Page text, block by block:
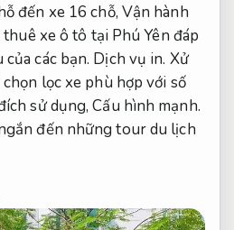
đến xe 16 chỗ, Vận hành
xe ô tô tại Phú Yên đáp
các bạn. Dịch vụ in. Xử
lọc xe phù hợp với số
sử dụng,Cấu hình mạnh.
đến những tour du lịch